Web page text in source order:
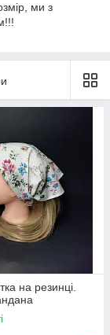
ми з
на резинці.